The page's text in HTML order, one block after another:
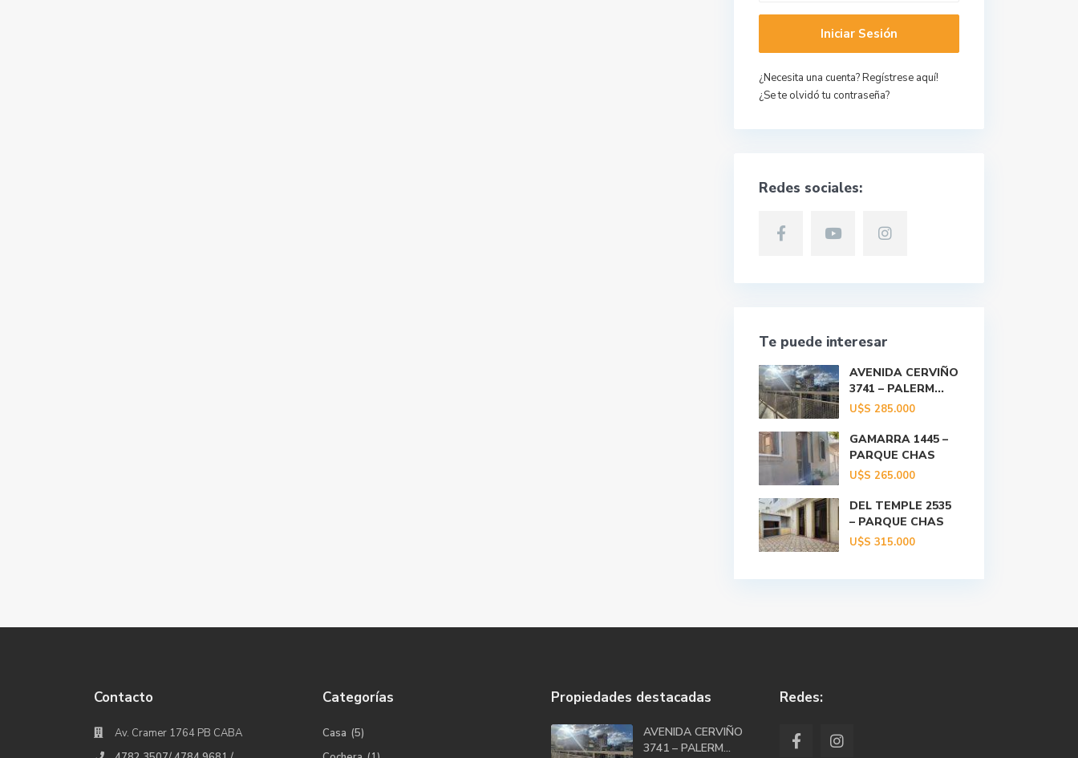
Iniciar Sesión
¿Necesita una cuenta? Regístrese aquí!
¿Se te olvidó tu contraseña?
Redes sociales:
Te puede interesar
AVENIDA CERVIÑO
3741 – PALERM...
U$S 285.000
GAMARRA 1445 –
PARQUE CHAS
U$S 265.000
DEL TEMPLE 2535
– PARQUE CHAS
U$S 315.000
Contacto
Av. Cramer 1764 PB CABA
Categorías
Casa (5)
Propiedades destacadas
AVENIDA CERVIÑO
3741 – PALERM...
Redes: